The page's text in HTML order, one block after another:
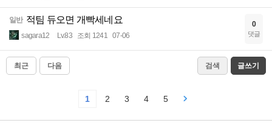
일반 적팀 듀오면 개빡세네요
sagara12 Lv.83 조회 1241 07-06
0
댓글
최근 다음 검색 글쓰기
1 2 3 4 5